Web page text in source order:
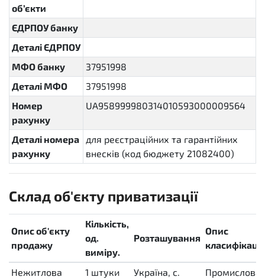
об’єкти
ЄДРПОУ банку
Деталі ЄДРПОУ
МФО банку
37951998
Деталі МФО
37951998
Номер
рахунку
UA958999980314010593000009564
Деталі номера
рахунку
для реєстраційних та гарантійних
внесків (код бюджету 21082400)
Склад об'єкту приватизації
Опис об'єкту
продажу
Кількість,
од.
виміру.
Розташування
Опис
класифікації
Нежитлова
1 штуки
Україна, с.
Промислова